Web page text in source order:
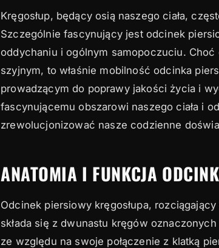
2 Rola mobilności odcinka piersiowego w
3 Techniki poprawiające mobilność odcinka
4 Wpływ mobilności odcinka piersiowego na
Holistyczne podejście do zdrowia kręgosłupa
6 Streszczenie
Kręgosłup, będący osią naszego ciała,
Szczególnie fascynujący jest odcinek
oddychaniu i ogólnym samopoczuciu.
szyjnym, to właśnie mobilność odcinka
prowadzącym do poprawy jakości życia i
fascynującemu obszarowi naszego ciała i
zrewolucjonizować nasze codzienne
ANATOMIA I FUNKCJA
Odcinek piersiowy kręgosłupa,
składa się z dwunastu kręgów
ze względu na swoje połączenie z klatką